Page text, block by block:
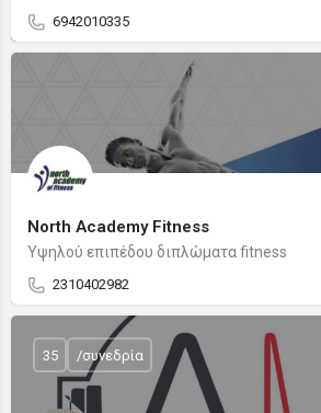
6942010335
North Academy Fitness
Υψηλού επιπέδου διπλώματα fitness
2310402982
35 /συνεδρία